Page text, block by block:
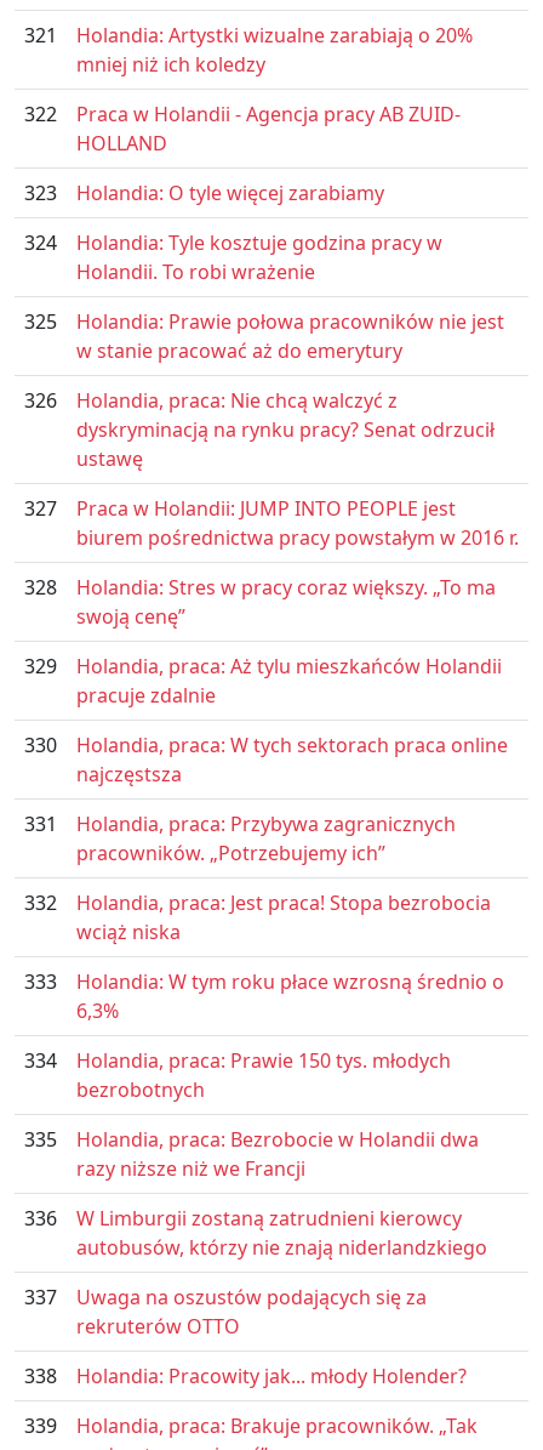
321
Holandia: Artystki wizualne zarabiają o 20%
mniej niż ich koledzy
322
Praca w Holandii - Agencja pracy AB ZUID-
HOLLAND
323
Holandia: O tyle więcej zarabiamy
324
Holandia: Tyle kosztuje godzina pracy w
Holandii. To robi wrażenie
325
Holandia: Prawie połowa pracowników nie jest
w stanie pracować aż do emerytury
326
Holandia, praca: Nie chcą walczyć z
dyskryminacją na rynku pracy? Senat odrzucił
ustawę
327
Praca w Holandii: JUMP INTO PEOPLE jest
biurem pośrednictwa pracy powstałym w 2016 r.
328
Holandia: Stres w pracy coraz większy. „To ma
swoją cenę”
329
Holandia, praca: Aż tylu mieszkańców Holandii
pracuje zdalnie
330
Holandia, praca: W tych sektorach praca online
najczęstsza
331
Holandia, praca: Przybywa zagranicznych
pracowników. „Potrzebujemy ich”
332
Holandia, praca: Jest praca! Stopa bezrobocia
wciąż niska
333
Holandia: W tym roku płace wzrosną średnio o
6,3%
334
Holandia, praca: Prawie 150 tys. młodych
bezrobotnych
335
Holandia, praca: Bezrobocie w Holandii dwa
razy niższe niż we Francji
336
W Limburgii zostaną zatrudnieni kierowcy
autobusów, którzy nie znają niderlandzkiego
337
Uwaga na oszustów podających się za
rekruterów OTTO
338
Holandia: Pracowity jak... młody Holender?
339
Holandia, praca: Brakuje pracowników. „Tak